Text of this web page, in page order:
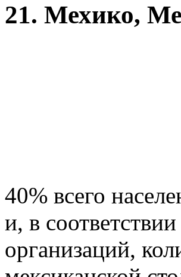
21. Мехико,
40% всего
и, в
организаций,